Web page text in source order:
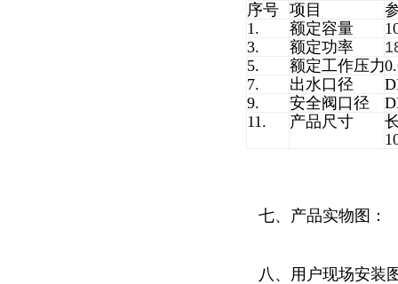
序号
项目
1.
额定容量
3.
额定功率
5.
额定工作压力
7.
出水口径
9.
安全阀口径
11.
产品尺寸
七、产品实物图：
八、用户现场安装